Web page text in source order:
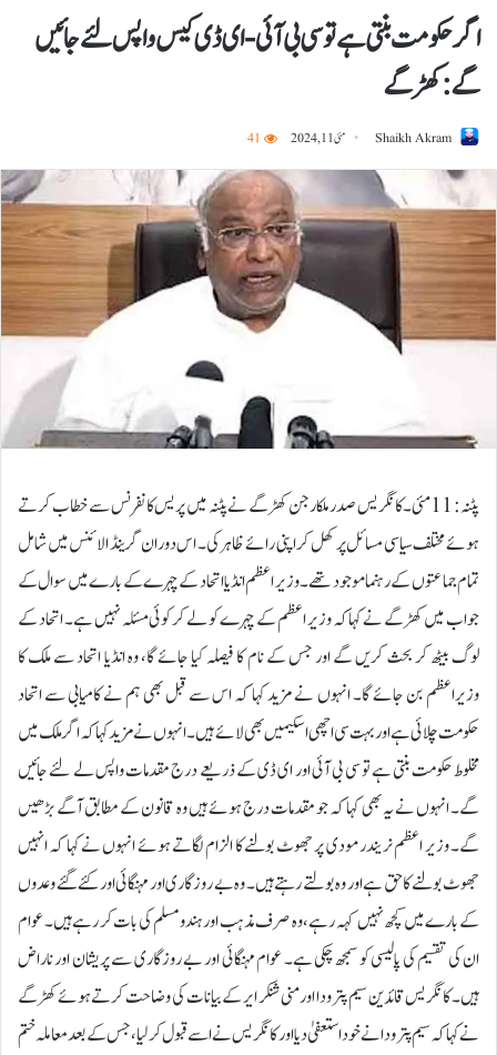
اگر حکومت بنتی ہے تو سی بی آئی-ای ڈی کیس واپس لئے جائیں
گے: کھڑگے
Shaikh Akram مئی 11, 2024 41
پٹنہ: 11 مئی۔کانگریس صدر ملکارجن کھڑگے نے پٹنہ میں پریس کانفرنس سے خطاب کرتے
ہوئے مختلف سیاسی مسائل پر کھل کر اپنی رائے ظاہر کی۔ اس دوران گرینڈ الائنس میں شامل
تمام جماعتوں کے رہنما موجود تھے۔ وزیر اعظم انڈیا اتحاد کے چہرے کے بارے میں سوال کے
جواب میں کھڑگے نے کہا کہ وزیر اعظم کے چہرے کو لے کر کوئی مسئلہ نہیں ہے۔ اتحاد کے
لوگ بیٹھ کر بحث کریں گے اور جس کے نام کا فیصلہ کیا جائے گا، وہ انڈیا اتحاد سے ملک کا
وزیراعظم بن جائے گا۔ انہوں نے مزید کہا کہ اس سے قبل بھی ہم نے کامیابی سے اتحاد
حکومت چلائی ہے اور بہت سی اچھی اسکیمیں بھی لائے ہیں۔ انہوں نے مزید کہا کہ اگر ملک میں
مخلوط حکومت بنتی ہے تو سی بی آئی اور ای ڈی کے ذریعے درج مقدمات واپس لے لئے جائیں
گے۔ انہوں نے یہ بھی کہا کہ جو مقدمات درج ہوئے ہیں وہ قانون کے مطابق آگے بڑھیں
گے۔ وزیر اعظم نریندر مودی پر جھوٹ بولنے کا الزام لگاتے ہوئے انہوں نے کہا کہ انہیں
جھوٹ بولنے کا حق ہے اور وہ بولتے رہتے ہیں۔ وہ بے روزگاری اور مہنگائی اور کئے گئے وعدوں
کے بارے میں کچھ نہیں کہہ رہے، وہ صرف مذہب اور ہندو مسلم کی بات کر رہے ہیں۔ عوام
ان کی تقسیم کی پالیسی کو سمجھ چکی ہے۔ عوام مہنگائی اور بے روزگاری سے پریشان اور ناراض
ہیں۔ کانگریس قائدین سیم پترودا اور منی شنکر ایر کے بیانات کی وضاحت کرتے ہوئے کھڑگے
نے کہا کہ سیم پترودا نے خود استعفیٰ دیا اور کانگریس نے اسے قبول کرلیا، جس کے بعد معاملہ ختم